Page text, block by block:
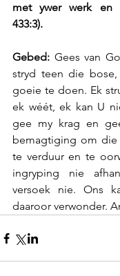
met ywer werk en
433:3).
Gebed: Gees van
stryd teen die
goeie te doen. Ek
ek wéét, ek kan U
gee my krag en
bemagtiging om die
te verduur en te
ingryping nie
versoek nie. Ons
daaroor verwonder.